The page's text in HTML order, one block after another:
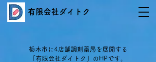
有限会社ダイトク
栃木市に4店舗調剤薬局を展開する
「有限会社ダイトク」のHPです。